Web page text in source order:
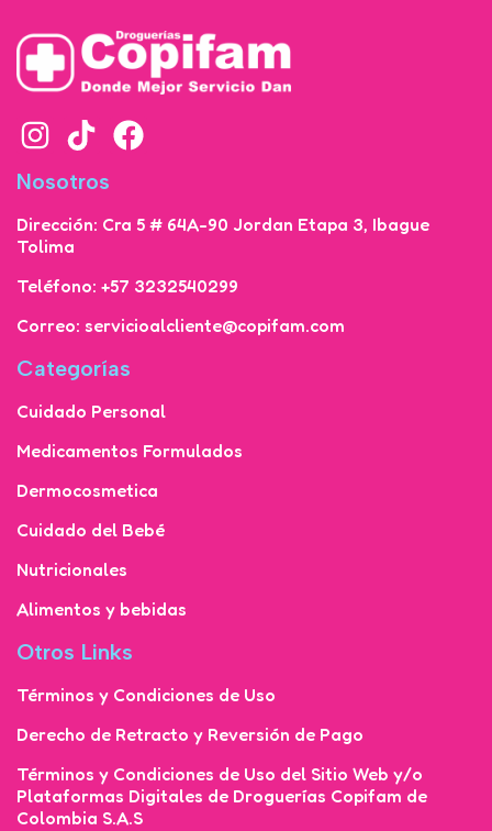
Nosotros
Dirección: Cra 5 # 64A-90 Jordan Etapa 3, Ibague
Tolima
Teléfono: +57 3232540299
Correo: servicioalcliente@copifam.com
Categorías
Cuidado Personal
Medicamentos Formulados
Dermocosmetica
Cuidado del Bebé
Nutricionales
Alimentos y bebidas
Otros Links
Términos y Condiciones de Uso
Derecho de Retracto y Reversión de Pago
Términos y Condiciones de Uso del Sitio Web y/o
Plataformas Digitales de Droguerías Copifam de
Colombia S.A.S